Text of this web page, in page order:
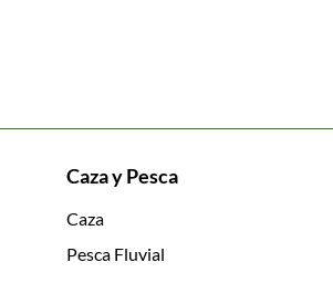
Caza y Pesca
Caza
Pesca Fluvial